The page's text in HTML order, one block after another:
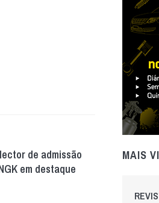
de admissão
em destaque
MAIS